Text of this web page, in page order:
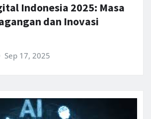
Indonesia 2025: Masa
dan Inovasi
Sep 17, 2025